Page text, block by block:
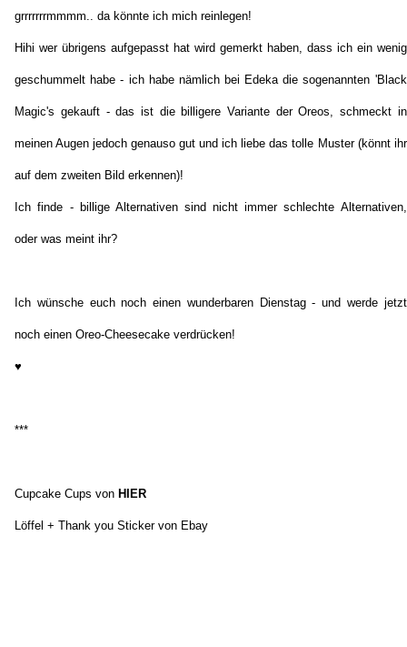
grrrrrrrmmmm.. da könnte ich mich reinlegen!
Hihi wer übrigens aufgepasst hat wird gemerkt haben, dass ich ein wenig
geschummelt habe - ich habe nämlich bei Edeka die sogenannten 'Black
Magic's gekauft - das ist die billigere Variante der Oreos, schmeckt in
meinen Augen jedoch genauso gut und ich liebe das tolle Muster (könnt ihr
auf dem zweiten Bild erkennen)!
Ich finde - billige Alternativen sind nicht immer schlechte Alternativen,
oder was meint ihr?
Ich wünsche euch noch einen wunderbaren Dienstag - und werde jetzt
noch einen Oreo-Cheesecake verdrücken!
♥
***
Cupcake Cups von HIER
Löffel + Thank you Sticker von Ebay